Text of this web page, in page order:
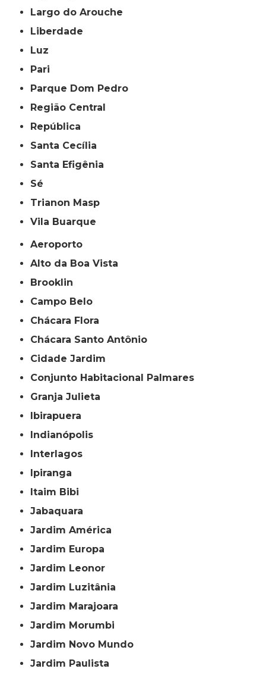
Largo do Arouche
Liberdade
Luz
Pari
Parque Dom Pedro
Região Central
República
Santa Cecília
Santa Efigênia
Sé
Trianon Masp
Vila Buarque
Aeroporto
Alto da Boa Vista
Brooklin
Campo Belo
Chácara Flora
Chácara Santo Antônio
Cidade Jardim
Conjunto Habitacional Palmares
Granja Julieta
Ibirapuera
Indianópolis
Interlagos
Ipiranga
Itaim Bibi
Jabaquara
Jardim América
Jardim Europa
Jardim Leonor
Jardim Luzitânia
Jardim Marajoara
Jardim Morumbi
Jardim Novo Mundo
Jardim Paulista